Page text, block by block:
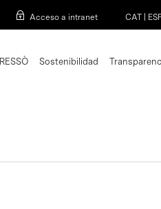
Acceso a intranet CAT
RESSÒ Sostenibilidad